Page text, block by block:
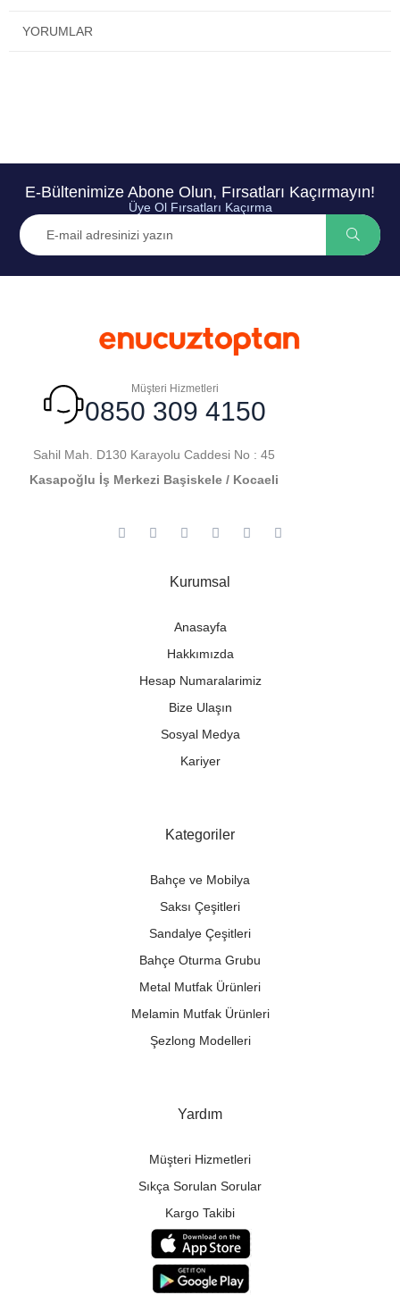
YORUMLAR
E-Bültenimize Abone Olun, Fırsatları Kaçırmayın!
Üye Ol Fırsatları Kaçırma
Müşteri Hizmetleri
0850 309 4150
Sahil Mah. D130 Karayolu Caddesi No : 45
Kasapoğlu İş Merkezi Başiskele / Kocaeli
Kurumsal
Anasayfa
Hakkımızda
Hesap Numaralarimiz
Bize Ulaşın
Sosyal Medya
Kariyer
Kategoriler
Bahçe ve Mobilya
Saksı Çeşitleri
Sandalye Çeşitleri
Bahçe Oturma Grubu
Metal Mutfak Ürünleri
Melamin Mutfak Ürünleri
Şezlong Modelleri
Yardım
Müşteri Hizmetleri
Sıkça Sorulan Sorular
Kargo Takibi